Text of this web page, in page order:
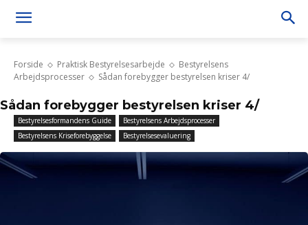
Forside Praktisk Bestyrelsesarbejde
Bestyrelsens
Arbejdsprocesser
Sådan forebygger bestyrelsen kriser 4/
Sådan forebygger bestyrelsen kriser 4/
Bestyrelsesformandens Guide
Bestyrelsens Arbejdsprocesser
Bestyrelsens Kriseforebyggelse
Bestyrelsesevaluering